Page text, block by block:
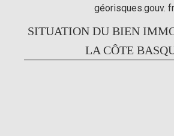
géorisques.gouv. fr
SITUATION DU BIEN
LA CÔTE